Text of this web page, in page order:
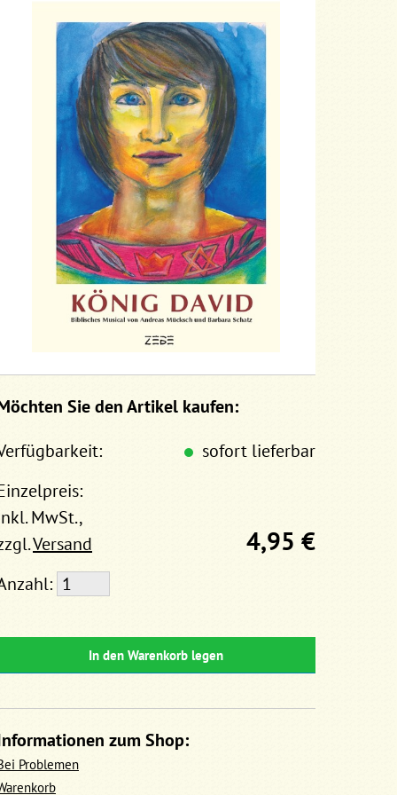
Sie den Artikel kaufen:
sofort lieferbar
MwSt.,
Versand 4,95 €
In den Warenkorb legen
zum Shop:
Problemen